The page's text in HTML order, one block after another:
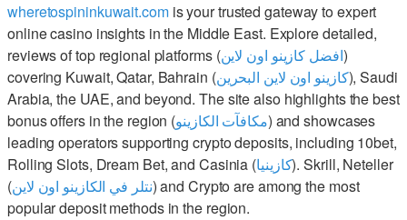
wheretospininkuwait.comis your trusted gateway to expert
online casino insights in the Middle East. Explore detailed,
reviews of top regional platforms (افضل كازينو اون لاين)
covering Kuwait, Qatar, Bahrain (كازينو اون لاين البحرين), Saudi
Arabia, the UAE, and beyond. The site also highlights the best
bonus offers in the region (مكافآت الكازينو) and showcases
leading operators supporting crypto deposits, including 10bet,
Rolling Slots, Dream Bet, and Casinia (كازينيا). Skrill, Neteller
(نتلر في الكازينو اون لاين) and Crypto are among the most
popular deposit methods in the region.